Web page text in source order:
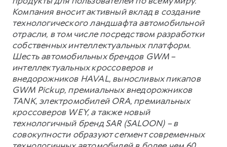
Компания вносит активный вклад в создание
технологического ландшафта автомобильной
отрасли, в том числе посредством разработки
собственных интеллектуальных платформ.
Шесть автомобильных брендов GWM –
интеллектуальных кроссоверов и
внедорожников HAVAL, выносливых пикапов
GWM Pickup, премиальных внедорожников
TANK, электромобилей ORA, премиальных
кроссоверов WEY, а также новый
технологичный бренд SAR (SALOON) – в
совокупности образуют сегмент современных